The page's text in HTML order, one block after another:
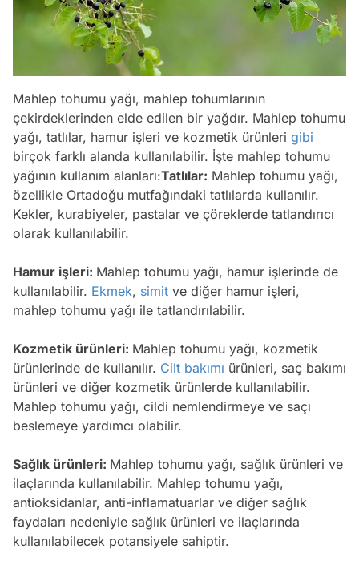
Mahlep tohumu yağı, mahlep tohumlarının
çekirdeklerinden elde edilen bir yağdır. Mahlep tohumu
yağı, tatlılar, hamur işleri ve kozmetik ürünleri gibi
birçok farklı alanda kullanılabilir. İşte mahlep tohumu
yağının kullanım alanları:Tatlılar: Mahlep tohumu yağı,
özellikle Ortadoğu mutfağındaki tatlılarda kullanılır.
Kekler, kurabiyeler, pastalar ve çöreklerde tatlandırıcı
olarak kullanılabilir.
Hamur işleri: Mahlep tohumu yağı, hamur işlerinde de
kullanılabilir. Ekmek, simit ve diğer hamur işleri,
mahlep tohumu yağı ile tatlandırılabilir.
Kozmetik ürünleri: Mahlep tohumu yağı, kozmetik
ürünlerinde de kullanılır. Cilt bakımı ürünleri, saç bakımı
ürünleri ve diğer kozmetik ürünlerde kullanılabilir.
Mahlep tohumu yağı, cildi nemlendirmeye ve saçı
beslemeye yardımcı olabilir.
Sağlık ürünleri: Mahlep tohumu yağı, sağlık ürünleri ve
ilaçlarında kullanılabilir. Mahlep tohumu yağı,
antioksidanlar, anti-inflamatuarlar ve diğer sağlık
faydaları nedeniyle sağlık ürünleri ve ilaçlarında
kullanılabilecek potansiyele sahiptir.